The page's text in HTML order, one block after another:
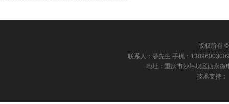
版权所有
联系人：潘先生 手机：
地址：重庆市沙坪坝区西永
技术支持：